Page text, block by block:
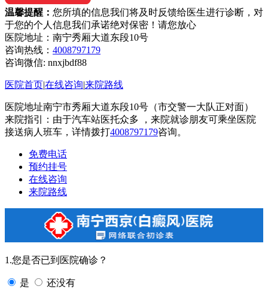
温馨提醒： 您所填的信息我们将及时反馈给医生进行诊断，对
于您的个人信息我们承诺绝对保密！请您放心
医院地址：南宁秀厢大道东段10号
咨询热线： 4008797179
咨询微信: nnxjbdf88
医院首页|在线咨询|来院路线
医院地址南宁市秀厢大道东段10号（市交警一大队正对面）
来院指引：由于汽车站医托众多 ，来院就诊朋友可乘坐医院
接送病人班车，详情拨打4008797179咨询。
免费电话
预约挂号
在线咨询
来院路线
1.您是否已到医院确诊？
是 还没有